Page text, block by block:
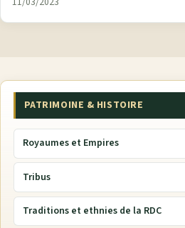
PATRIMOINE & HISTOIRE
Royaumes et Empires
Tribus
Traditions et ethnies de la RDC